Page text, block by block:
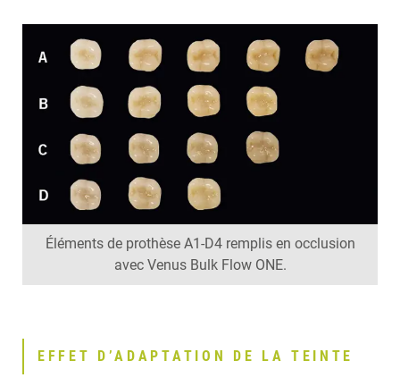
Éléments de prothèse A1-D4 remplis en occlusion
avec Venus Bulk Flow ONE.
EFFET D’ADAPTATION DE LA TEINTE